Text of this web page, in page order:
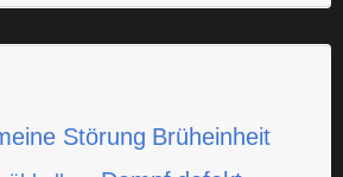
Störung Brüheinheit